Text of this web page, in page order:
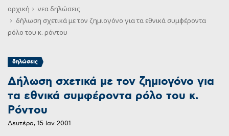
αρχική νεα δηλώσεις
δήλωση σχετικά με τον ζημιογόνο για τα εθνικά συμφέροντα
ρόλο του κ. ρόντου
δηλώσεις
Δήλωση σχετικά με τον ζημιογόνο για
τα εθνικά συμφέροντα ρόλο του κ.
Ρόντου
Δευτέρα, 15 Ιαν 2001